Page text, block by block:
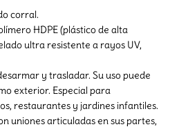
corral.
HDPE (plástico de alta
ultra resistente a rayos UV,
y trasladar. Su uso puede
exterior. Especial para
restaurantes y jardines infantiles.
uniones articuladas en sus partes,